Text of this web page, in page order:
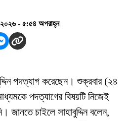
- ৫:৫৪ অপরাহ্ন
পদত্যাগ করেছেন। শুক্রবার (২৪
পদত্যাগের বিষয়টি নিজেই
জানতে চাইলে সাহাবুদ্দিন বলেন,